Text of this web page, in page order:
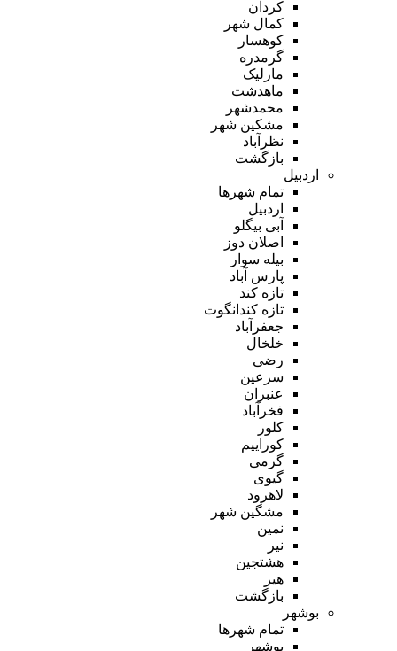
کردان
کمال شهر
کوهسار
گرمدره
مارلیک
ماهدشت
محمدشهر
مشکین شهر
نظرآباد
بازگشت
اردبیل
تمام شهر‌ها
اردبیل
آبی بیگلو
اصلان دوز
بیله سوار
پارس آباد
تازه کند
تازه کندانگوت
جعفرآباد
خلخال
رضی
سرعین
عنبران
فخرآباد
کلور
کوراییم
گرمی
گیوی
لاهرود
مشگین شهر
نمین
نیر
هشتجین
هیر
بازگشت
بوشهر
تمام شهر‌ها
بوشهر